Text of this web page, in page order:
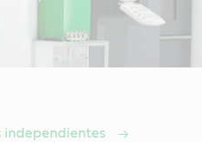
independientes